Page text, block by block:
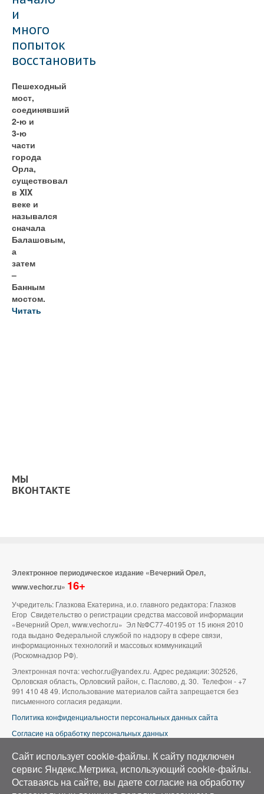
и
много
попыток
восстановить
Пешеходный
мост,
соединявший
2-ю и
3-ю
части
города
Орла,
существовал
в XIX
веке и
назывался
сначала
Балашовым,
а
затем
–
Банным
мостом.
Читать
МЫ
ВКОНТАКТЕ
Электронное периодическое издание «Вечерний Орел,
www.vechor.ru» 16+
Учредитель: Глазкова Екатерина, и.о. главного редактора: Глазков
Егор Свидетельство о регистрации средства массовой информации
«Вечерний Орел, www.vechor.ru» Эл №ФС77-40195 от 15 июня 2010
года выдано Федеральной службой по надзору в сфере связи,
информационных технологий и массовых коммуникаций
(Роскомнадзор РФ).
Электронная почта: vechor.ru@yandex.ru. Адрес редакции: 302526,
Орловская область, Орловский район, с. Паслово, д. 30. Телефон - +7
991 410 48 49. Использование материалов сайта запрещается без
письменного согласия редакции.
Политика конфиденциальности персональных данных сайта
Согласие на обработку персональных данных
Аэросъемка в Орле»
Сайт использует cookie-файлы. К cайту подключен
сервис Яндекс.Метрика, использующий cookie-файлы.
Оставаясь на сайте, вы даете согласие на обработку